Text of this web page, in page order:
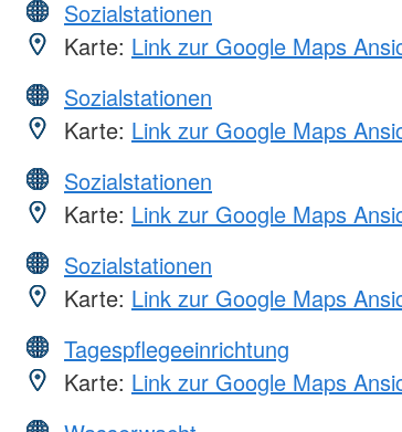
Sozialstationen
Karte: Link zur Google Maps
Sozialstationen
Karte: Link zur Google Maps
Sozialstationen
Karte: Link zur Google Maps
Sozialstationen
Karte: Link zur Google Maps
Tagespflegeeinrichtung
Karte: Link zur Google Maps